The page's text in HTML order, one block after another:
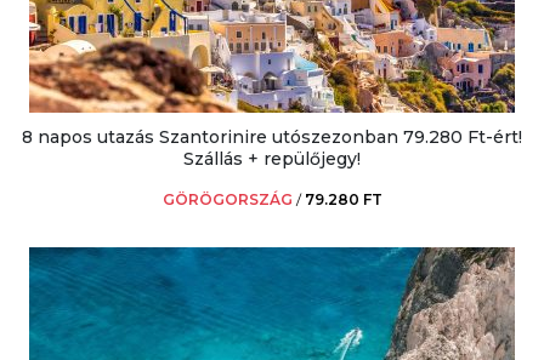
8 napos utazás Szantorinire utószezonban 79.280 Ft-ért!
Szállás + repülőjegy!
GÖRÖGORSZÁG / 79.280 FT